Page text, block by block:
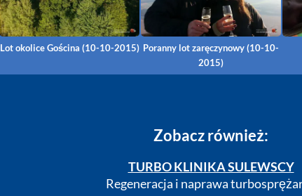
Lot okolice Gościna (10-10-2015) Poranny lot zaręczynowy (10-10-
2015)
Zobacz również:
TURBO KLINIKA SULEWSCY
Regeneracja i naprawa